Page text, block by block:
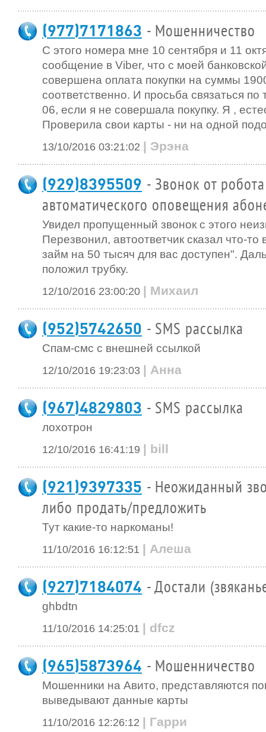
(977)7171863 - Мошенничество
С этого номера мне 10 сентября и 11
сообщение в Viber, что с моей
совершена оплата покупки на суммы
соответственно. И просьба связаться
06, если я не совершала покупку. Я ,
Проверила свои карты - ни на одной
13/10/2016 03:21:02 | Эрэна
(929)8395509 - Звонок от
автоматического оповещения
Увидел пропущенный звонок с этого
Перезвонил, автоответчик сказал что-
займ на 50 тысяч для вас доступен".
положил трубку.
12/10/2016 23:00:20 | Михаил
(952)5742650 - SMS рассылка
Спам-смс с внешней ссылкой
12/10/2016 19:23:03 | Анна
(967)4829803 - SMS рассылка
лохотрон
12/10/2016 16:41:19 | bill
(921)9397335 - Неожиданный
либо продать/предложить
Тут какие-то наркоманы!
11/10/2016 16:12:51 | Алеша
(927)7184074 - Достали
ghbdtn
11/10/2016 14:25:01 | dfcz
(965)5873964 - Мошенничество
Мошенники на Авито, представляются
выведывают данные карты
11/10/2016 12:26:12 | Гарри